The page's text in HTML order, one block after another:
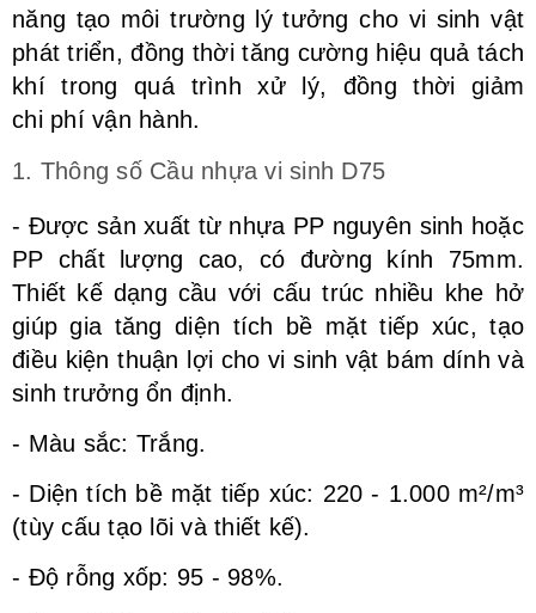
năng tạo môi trường lý tưởng cho vi sinh vật
phát triển, đồng thời tăng cường hiệu quả tách
khí trong quá trình xử lý, đồng thời giảm
chi phí vận hành.
1. Thông số Cầu nhựa vi sinh D75
- Được sản xuất từ nhựa PP nguyên sinh hoặc
PP chất lượng cao, có đường kính 75mm.
Thiết kế dạng cầu với cấu trúc nhiều khe hở
giúp gia tăng diện tích bề mặt tiếp xúc, tạo
điều kiện thuận lợi cho vi sinh vật bám dính và
sinh trưởng ổn định.
- Màu sắc: Trắng.
- Diện tích bề mặt tiếp xúc: 220 - 1.000 m²/m³
(tùy cấu tạo lõi và thiết kế).
- Độ rỗng xốp: 95 - 98%.